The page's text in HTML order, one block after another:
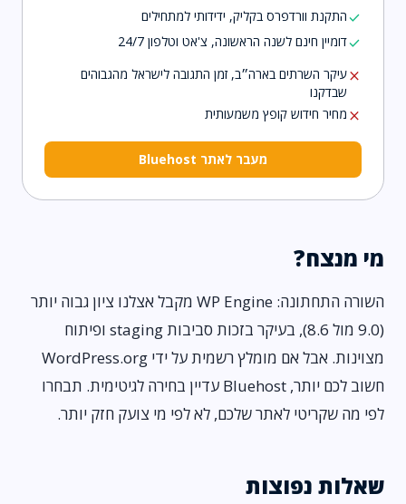
checkהתקנת וורדפרס בקליק, ידידותי למתחילים
checkדומיין חינם לשנה הראשונה, צ'אט וטלפון 24/7
closeעיקר השרתים בארה״ב, זמן התגובה לישראל מהגבוהים
שבדקנו
close מחיר חידוש קופץ משמעותית
מעבר לאתר Bluehost
מי מנצח?
השורה התחתונה: WP Engine מקבל אצלנו ציון גבוה יותר
(9.0 מול 8.6), בעיקר בזכות סביבות staging ופיתוח
מצוינות. אבל אם מומלץ רשמית על ידי WordPress.org
חשוב לכם יותר, Bluehost עדיין בחירה לגיטימית. תבחרו
לפי מה שקריטי לאתר שלכם, לא לפי מי צועק חזק יותר.
שאלות נפוצות